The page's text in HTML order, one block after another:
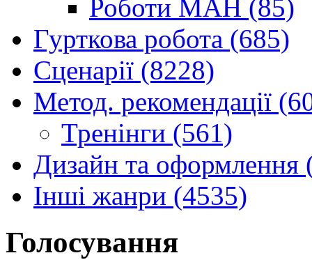
Роботи МАН (85)
Гурткова робота (685)
Сценарії (8228)
Метод. рекомендації
Тренінги (561)
Дизайн та оформлення
Інші жанри (4535)
Голосування